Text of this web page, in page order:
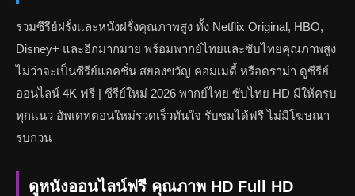
รวมซีรีย์ฝรั่งและหนังฝรั่งคุณภาพสูง ทั้ง Netflix Original, HBO,
Disney+ และอีกมากมาย พร้อมพากย์ไทยและซับไทยคุณภาพสูง
ไม่ว่าจะเป็นซีรีย์แอคชั่น สยองขวัญ คอมเมดี้ หรือดราม่า ดูซีรีย์
ออนไลน์ 4K ฟรี | ซีรีย์ใหม่ 2026 พากย์ไทย ซับไทย HD มีให้ครบ
ทุกแนว อัพเดทตอนใหม่รวดเร็วทันใจ รับชมได้ฟรี ไม่มีโฆษณา
รบกวน
ดูหนังออนไลน์ฟรี คุณภาพ HD Full HD